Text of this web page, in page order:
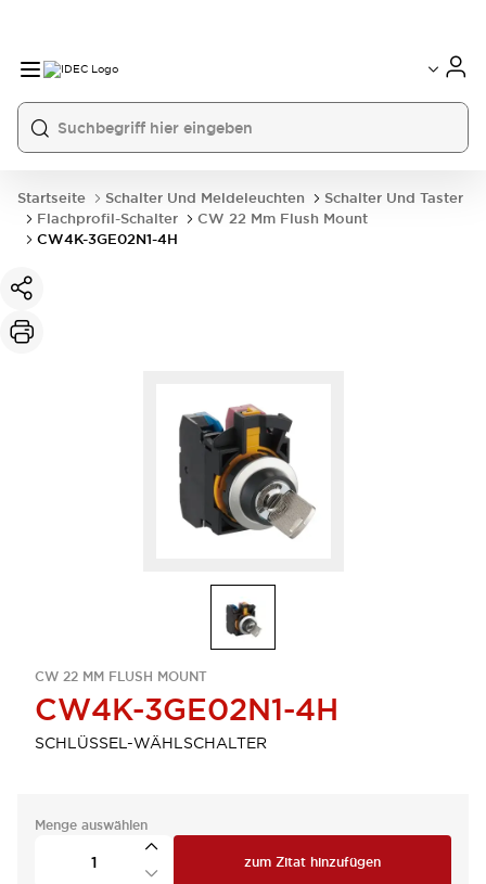
Startseite Schalter Und Meldeleuchten
Schalter Und Taster
Flachprofil-Schalter
CW 22 Mm Flush Mount
CW4K-3GE02N1-4H
CW 22 MM FLUSH MOUNT
CW4K-3GE02N1-4H
SCHLÜSSEL-WÄHLSCHALTER
Menge auswählen
zum Zitat hinzufügen